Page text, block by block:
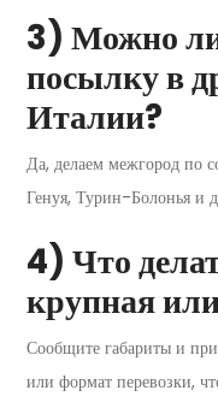
3) Можно
посылку в
Италии?
Да, делаем межгород по
Генуя, Турин-Болонья и
4) Что
крупная
Сообщите габариты и
или формат перевозки,